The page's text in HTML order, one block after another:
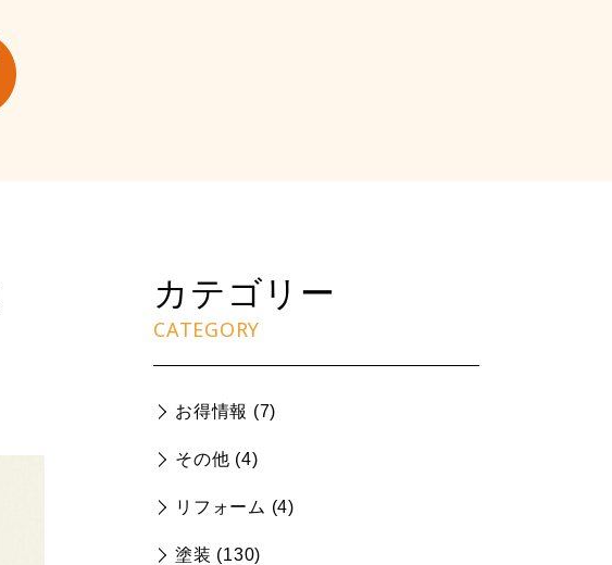
カテゴリー
CATEGORY
お得情報 (7)
その他 (4)
リフォーム (4)
塗装 (130)